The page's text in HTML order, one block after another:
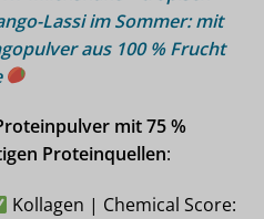
Lassi im Sommer: mit
aus 100 % Frucht
mit 75 %
Proteinquellen:
Kollagen | Chemical Score: